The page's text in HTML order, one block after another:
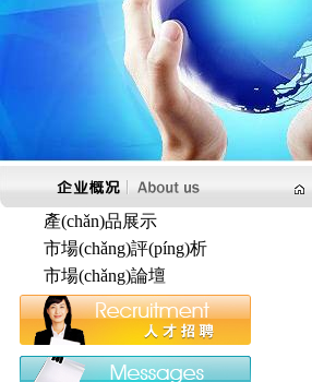
產(chǎn)品展示
市場(chǎng)評(píng)析
市場(chǎng)論壇